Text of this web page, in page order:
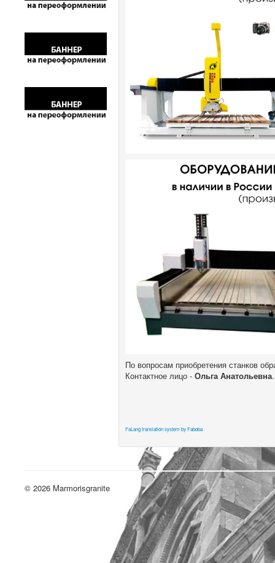
По вопросам приобретения станков
Контактное лицо -Ольга Анатольевна.
FaLang translation system by Faboba
© 2026 Marmorisgranite